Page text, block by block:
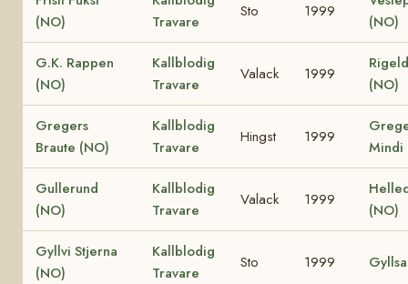
(NO)
Travare
Sto 1999
(NO)
G.K. Rappen
(NO)
Kallblodig
Travare
Valack 1999
(NO)
Gregers
Braute (NO)
Kallblodig
Travare
Hingst 1999
Mindi
Gullerund
(NO)
Kallblodig
Travare
Valack 1999
(NO)
Gyllvi Stjerna
(NO)
Kallblodig
Travare
Sto 1999